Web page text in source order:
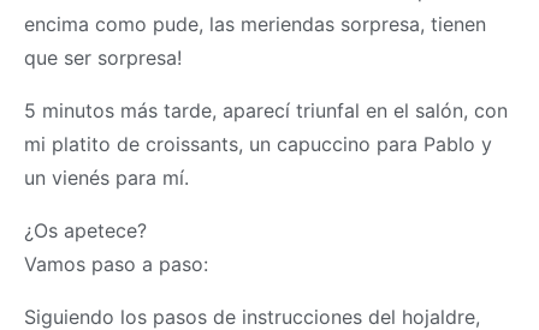
encima como pude, las meriendas sorpresa, tienen
que ser sorpresa!
5 minutos más tarde, aparecí triunfal en el salón, con
mi platito de croissants, un capuccino para Pablo y
un vienés para mí.
¿Os apetece?
Vamos paso a paso:
Siguiendo los pasos de instrucciones del hojaldre,